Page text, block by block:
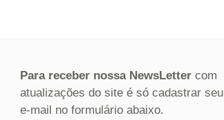
Para receber nossa NewsLetter com
atualizações do site é só cadastrar seu
e-mail no formulário abaixo.